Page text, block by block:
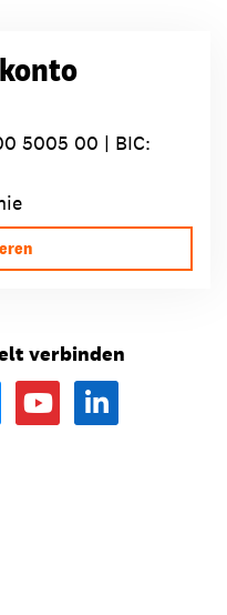
5005 00 | BIC:
verbinden